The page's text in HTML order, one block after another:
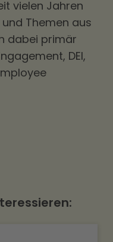
Ihrer
somit ein
Wellbeing.
vielen Jahren
Themen aus
dabei primär
, DEI,